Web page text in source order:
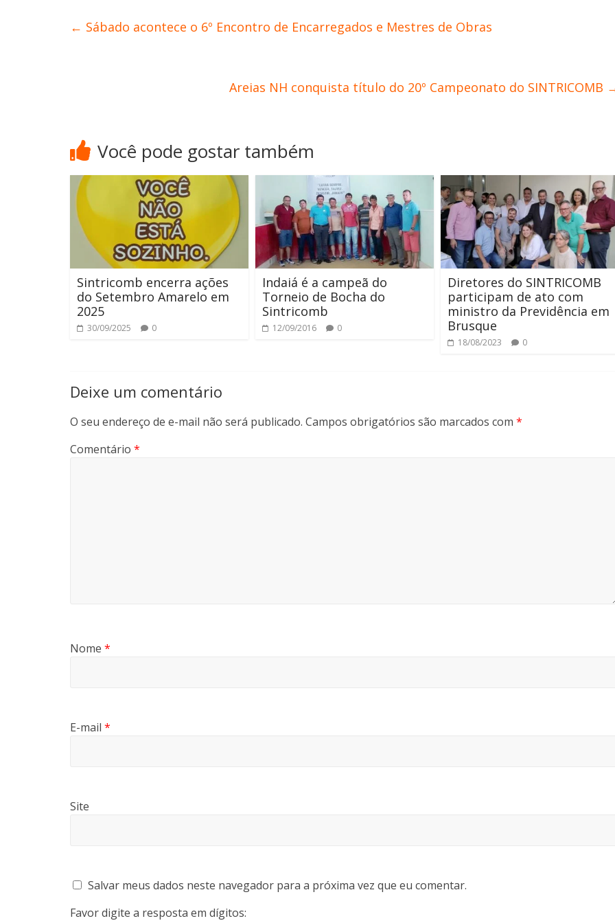
← Sábado acontece o 6º Encontro de Encarregados e Mestres de Obras
Areias NH conquista título do 20º Campeonato do SINTRICOMB
Você pode gostar também
Sintricomb encerra ações
do Setembro Amarelo em
2025
30/09/2025 0
Indaiá é a campeã do
Torneio de Bocha do
Sintricomb
12/09/2016 0
Diretores do SINTRICOMB
participam de ato com
ministro da Previdência em
Brusque
18/08/2023 0
Deixe um comentário
O seu endereço de e-mail não será publicado. Campos obrigatórios são marcados com *
Comentário *
Nome *
E-mail *
Site
Salvar meus dados neste navegador para a próxima vez que eu comentar.
Favor digite a resposta em dígitos: